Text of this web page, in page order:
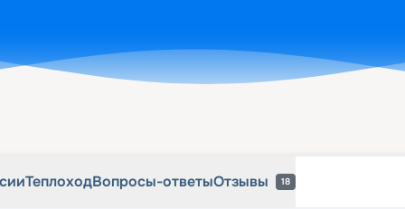
ТеплоходВопросы-ответыОтзывы 18